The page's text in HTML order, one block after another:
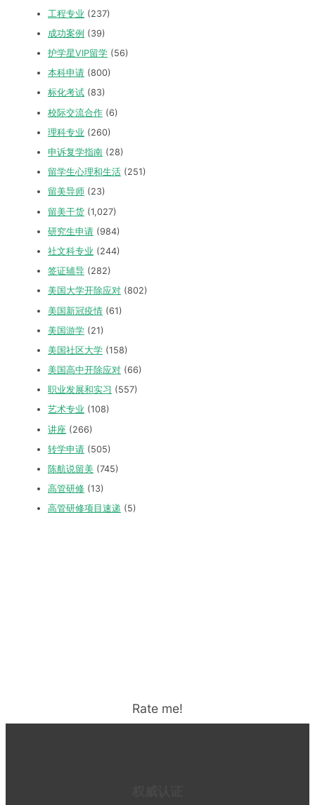
工程专业 (237)
成功案例 (39)
护学星VIP留学 (56)
本科申请 (800)
标化考试 (83)
校际交流合作 (6)
理科专业 (260)
申诉复学指南 (28)
留学生心理和生活 (251)
留美导师 (23)
留美干货 (1,027)
研究生申请 (984)
社文科专业 (244)
签证辅导 (282)
美国大学开除应对 (802)
美国新冠疫情 (61)
美国游学 (21)
美国社区大学 (158)
美国高中开除应对 (66)
职业发展和实习 (557)
艺术专业 (108)
讲座 (266)
转学申请 (505)
陈航说留美 (745)
高管研修 (13)
高管研修项目速递 (5)
Rate me!